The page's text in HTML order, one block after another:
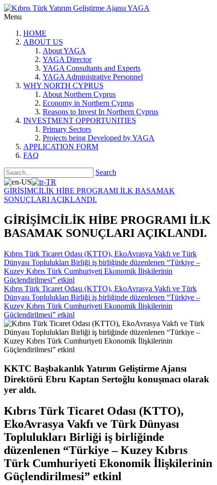
Menu
HOME
ABOUT US
About YAGA
YAGA Director
YAGA Consultants and Experts
YAGA Administrative Personnel
WHY NORTH CYPRUS
About Northern Cyprus
Economy in Northern Cyprus
Reasons to Invest In Northern Cyprus
INVESTMENT OPPORTUNITIES
Primary Sectors
Projects being Developed by YAGA
APPLICATION FORM
FAQ
Search
GİRİŞİMCİLİK HİBE PROGRAMI İLK BASAMAK
SONUÇLARI AÇIKLANDI.
GİRİŞİMCİLİK HİBE PROGRAMI İLK
BASAMAK SONUÇLARI AÇIKLANDI.
Kıbrıs Türk Ticaret Odası (KTTO), EkoAvrasya Vakfı ve Türk
Dünyası Toplulukları Birliği iş birliğinde düzenlenen “Türkiye –
Kuzey Kıbrıs Türk Cumhuriyeti Ekonomik İlişkilerinin
Güçlendirilmesi” etkinl
Kıbrıs Türk Ticaret Odası (KTTO), EkoAvrasya Vakfı ve Türk
Dünyası Toplulukları Birliği iş birliğinde düzenlenen “Türkiye –
Kuzey Kıbrıs Türk Cumhuriyeti Ekonomik İlişkilerinin
Güçlendirilmesi” etkinl
KKTC Başbakanlık Yatırım Geliştirme Ajansı
Direktörü Ebru Kaptan Sertoğlu konuşmacı olarak
yer aldı.
Kıbrıs Türk Ticaret Odası (KTTO),
EkoAvrasya Vakfı ve Türk Dünyası
Toplulukları Birliği iş birliğinde
düzenlenen “Türkiye – Kuzey Kıbrıs
Türk Cumhuriyeti Ekonomik İlişkilerinin
Güçlendirilmesi” etkinl